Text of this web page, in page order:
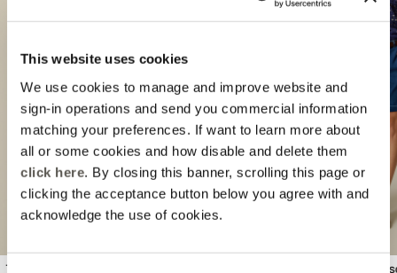
This website uses cookies
We use cookies to manage and improve website and
sign-in operations and send you commercial information
matching your preferences. If want to learn more about
all or some cookies and how disable and delete them
click here. By closing this banner, scrolling this page or
clicking the acceptance button below you agree with and
acknowledge the use of cookies.
T-shirt in cotone con cristalli Shorts in denim misto
Previous Next